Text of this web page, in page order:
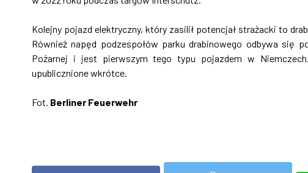
Kolejny pojazd elektryczny, który zasilił potencjał strażacki to
Również napęd podzespołów parku drabinowego odbywa się
Pożarnej i jest pierwszym tego typu pojazdem w
upublicznione wkrótce.
Fot. Berliner Feuerwehr